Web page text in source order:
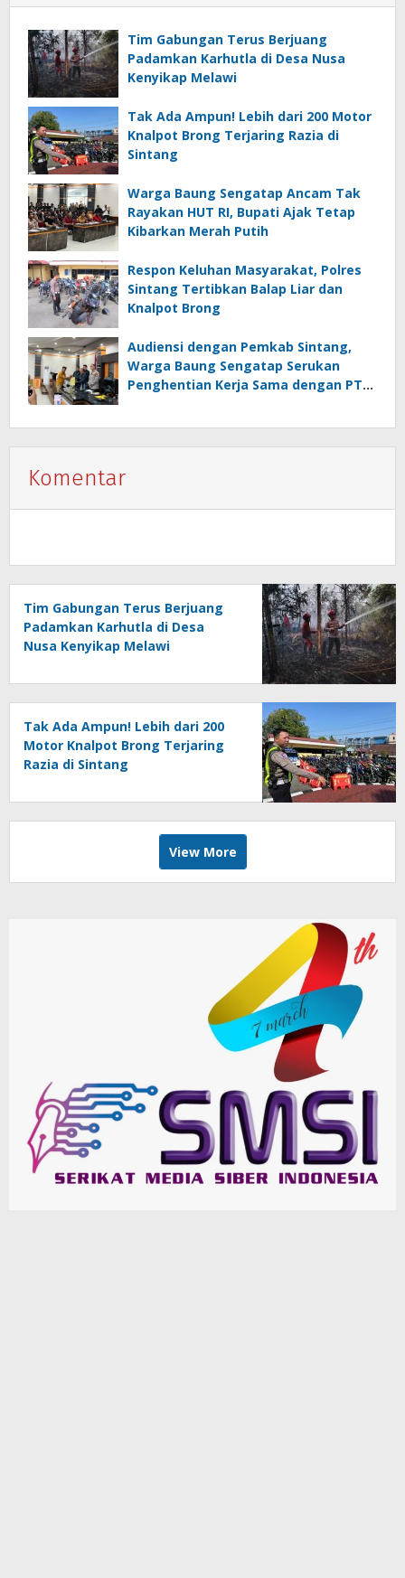
Tim Gabungan Terus Berjuang
Padamkan Karhutla di Desa Nusa
Kenyikap Melawi
Tak Ada Ampun! Lebih dari 200 Motor
Knalpot Brong Terjaring Razia di
Sintang
Warga Baung Sengatap Ancam Tak
Rayakan HUT RI, Bupati Ajak Tetap
Kibarkan Merah Putih
Respon Keluhan Masyarakat, Polres
Sintang Tertibkan Balap Liar dan
Knalpot Brong
Audiensi dengan Pemkab Sintang,
Warga Baung Sengatap Serukan
Penghentian Kerja Sama dengan PT
Komentar
Tim Gabungan Terus Berjuang
Padamkan Karhutla di Desa
Nusa Kenyikap Melawi
Tak Ada Ampun! Lebih dari 200
Motor Knalpot Brong Terjaring
Razia di Sintang
View More